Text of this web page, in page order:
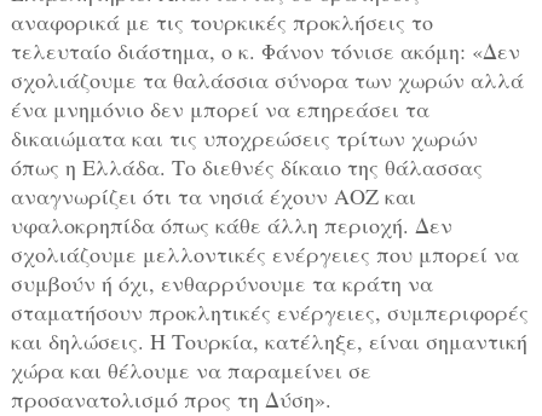
αναφορικά με τις τουρκικές προκλήσεις το
τελευταίο διάστημα, ο κ. Φάνον τόνισε ακόμη: «Δεν
σχολιάζουμε τα θαλάσσια σύνορα των χωρών αλλά
ένα μνημόνιο δεν μπορεί να επηρεάσει τα
δικαιώματα και τις υποχρεώσεις τρίτων χωρών
όπως η Ελλάδα. Το διεθνές δίκαιο της θάλασσας
αναγνωρίζει ότι τα νησιά έχουν ΑΟΖ και
υφαλοκρηπίδα όπως κάθε άλλη περιοχή. Δεν
σχολιάζουμε μελλοντικές ενέργειες που μπορεί να
συμβούν ή όχι, ενθαρρύνουμε τα κράτη να
σταματήσουν προκλητικές ενέργειες, συμπεριφορές
και δηλώσεις. Η Τουρκία, κατέληξε, είναι σημαντική
χώρα και θέλουμε να παραμείνει σε
προσανατολισμό προς τη Δύση».